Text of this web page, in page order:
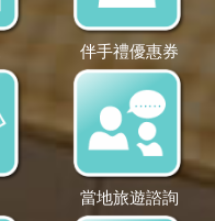
伴手禮優惠券
當地旅遊諮詢